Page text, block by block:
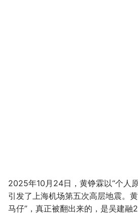
2025年10月24日，黄铮霖以“个人
引发了上海机场第五次高层地震。
马仔”，真正被翻出来的，是吴建融